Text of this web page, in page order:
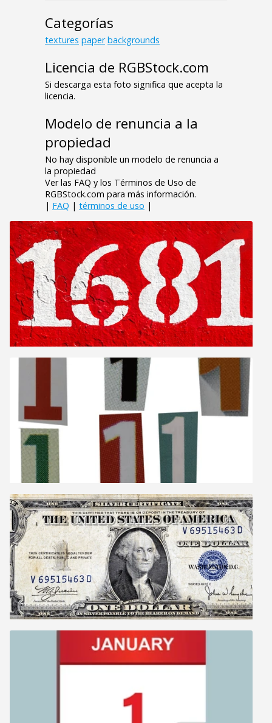
Categorías
textures paper backgrounds
Licencia de RGBStock.com
Si descarga esta foto significa que acepta la
licencia.
Modelo de renuncia a la
propiedad
No hay disponible un modelo de renuncia a
la propiedad
Ver las FAQ y los Términos de Uso de
RGBStock.com para más información.
| FAQ | términos de uso |